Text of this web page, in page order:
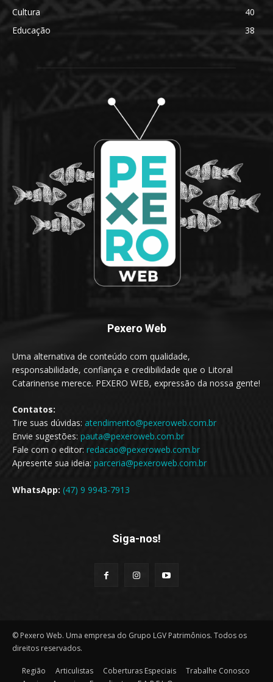
Cultura
40
Educação
38
Pexero Web
Uma alternativa de conteúdo com qualidade,
responsabilidade, confiança e credibilidade que o Litoral
Catarinense merece. PEXERO WEB, expressão da nossa gente!
Contatos:
Tire suas dúvidas: atendimento@pexeroweb.com.br
Envie sugestões: pauta@pexeroweb.com.br
Fale com o editor: redacao@pexeroweb.com.br
Apresente sua ideia: parceria@pexeroweb.com.br
WhatsApp: (47) 9 9943-7913
Siga-nos!
© Pexero Web. Uma empresa do Grupo LGV Patrimônios. Todos os
direitos reservados.
Região Articulistas Coberturas Especiais
Trabalhe Conosco